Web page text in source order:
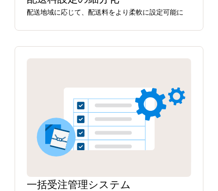
配送地域に応じて、配送料をより柔軟に設定可能に
一括受注管理システム